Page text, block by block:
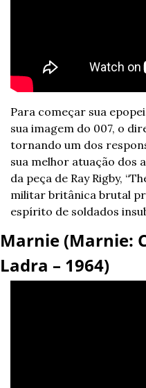
Para começar sua
sua imagem do 007, o
tornando um dos
sua melhor atuação dos
da peça de Ray Rigby,
militar britânica brutal
espírito de soldados
Marnie (Marnie:
Ladra – 1964)